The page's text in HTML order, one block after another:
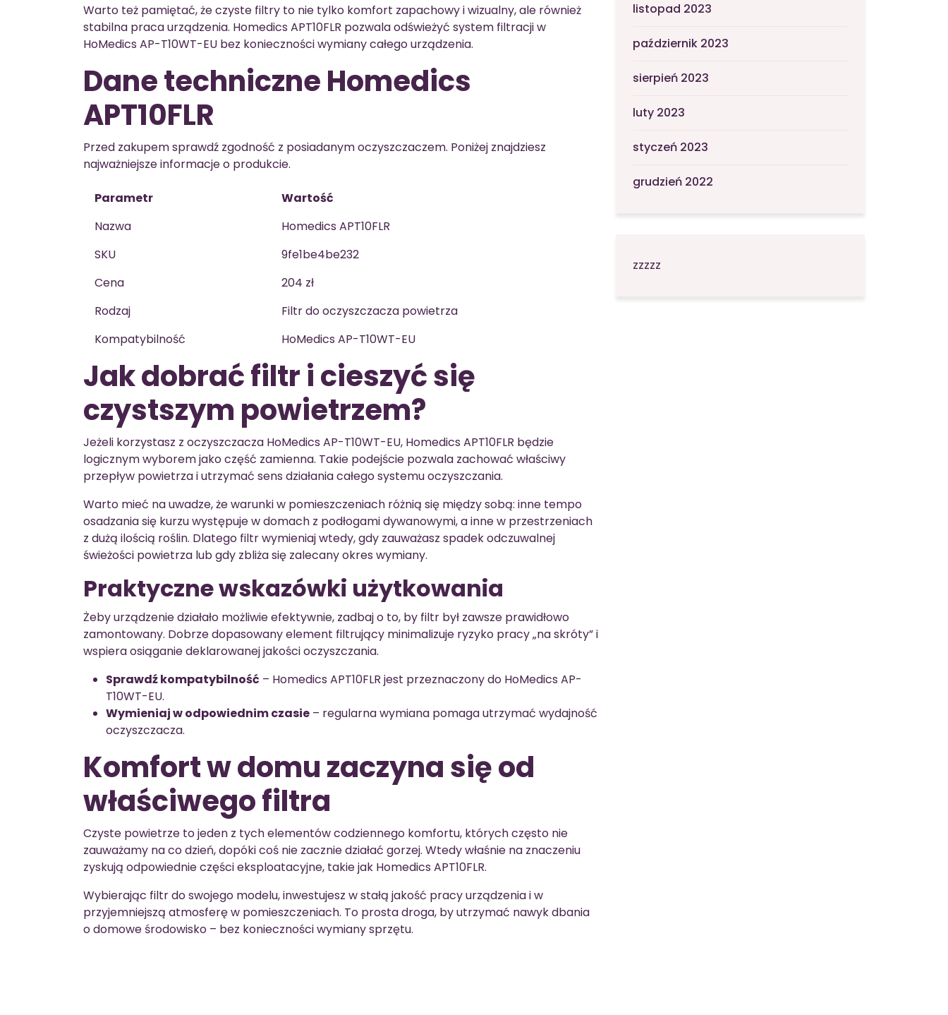
Warto też pamiętać, że czyste filtry to nie tylko komfort zapachowy i wizualny, ale również
stabilna praca urządzenia. Homedics APT10FLR pozwala odświeżyć system filtracji w
HoMedics AP-T10WT-EU bez konieczności wymiany całego urządzenia.
Dane techniczne Homedics
APT10FLR
Przed zakupem sprawdź zgodność z posiadanym oczyszczaczem. Poniżej znajdziesz
najważniejsze informacje o produkcie.
Parametr
Wartość
Nazwa
Homedics APT10FLR
SKU
9fe1be4be232
Cena
204 zł
Rodzaj
Filtr do oczyszczacza powietrza
Kompatybilność
HoMedics AP-T10WT-EU
Jak dobrać filtr i cieszyć się
czystszym powietrzem?
Jeżeli korzystasz z oczyszczacza HoMedics AP-T10WT-EU, Homedics APT10FLR będzie
logicznym wyborem jako część zamienna. Takie podejście pozwala zachować właściwy
przepływ powietrza i utrzymać sens działania całego systemu oczyszczania.
Warto mieć na uwadze, że warunki w pomieszczeniach różnią się między sobą: inne tempo
osadzania się kurzu występuje w domach z podłogami dywanowymi, a inne w przestrzeniach
z dużą ilością roślin. Dlatego filtr wymieniaj wtedy, gdy zauważasz spadek odczuwalnej
świeżości powietrza lub gdy zbliża się zalecany okres wymiany.
Praktyczne wskazówki użytkowania
Żeby urządzenie działało możliwie efektywnie, zadbaj o to, by filtr był zawsze prawidłowo
zamontowany. Dobrze dopasowany element filtrujący minimalizuje ryzyko pracy „na skróty” i
wspiera osiąganie deklarowanej jakości oczyszczania.
Sprawdź kompatybilność – Homedics APT10FLR jest przeznaczony do HoMedics AP-
T10WT-EU.
Wymieniaj w odpowiednim czasie – regularna wymiana pomaga utrzymać wydajność
oczyszczacza.
Komfort w domu zaczyna się od
właściwego filtra
Czyste powietrze to jeden z tych elementów codziennego komfortu, których często nie
zauważamy na co dzień, dopóki coś nie zacznie działać gorzej. Wtedy właśnie na znaczeniu
zyskują odpowiednie części eksploatacyjne, takie jak Homedics APT10FLR.
Wybierając filtr do swojego modelu, inwestujesz w stałą jakość pracy urządzenia i w
przyjemniejszą atmosferę w pomieszczeniach. To prosta droga, by utrzymać nawyk dbania
o domowe środowisko – bez konieczności wymiany sprzętu.
listopad 2023
październik 2023
sierpień 2023
luty 2023
styczeń 2023
grudzień 2022
zzzzz